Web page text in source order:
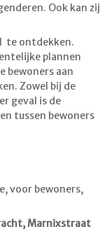
Ook kan zij
te ontdekken.
plannen
bewoners aan
Zowel bij de
geval is de
tussen bewoners
voor bewoners,
Marnixstraat